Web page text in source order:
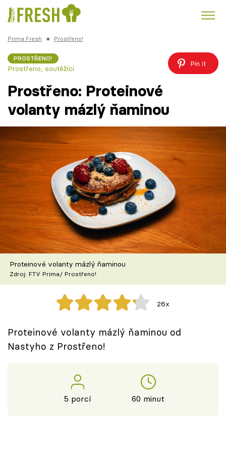
Česká kuchyně
Recepty
Články
TV Program
Škola vaření
Recepty z TV
Speciál: Cuketa
Těhotnej kuchař
Sledujte prima+
Prima Fresh ■ Prostřeno!
PROSTŘENO!
Prostřeno, soutěžící
Pin it
Prostřeno: Proteinové
volanty mázlý ňaminou
Proteinové volanty mázlý ňaminou
Zdroj: FTV Prima/ Prostřeno!
26x
Proteinové volanty mázlý ňaminou od
Nastyho z Prostřeno!
5 porcí 60 minut